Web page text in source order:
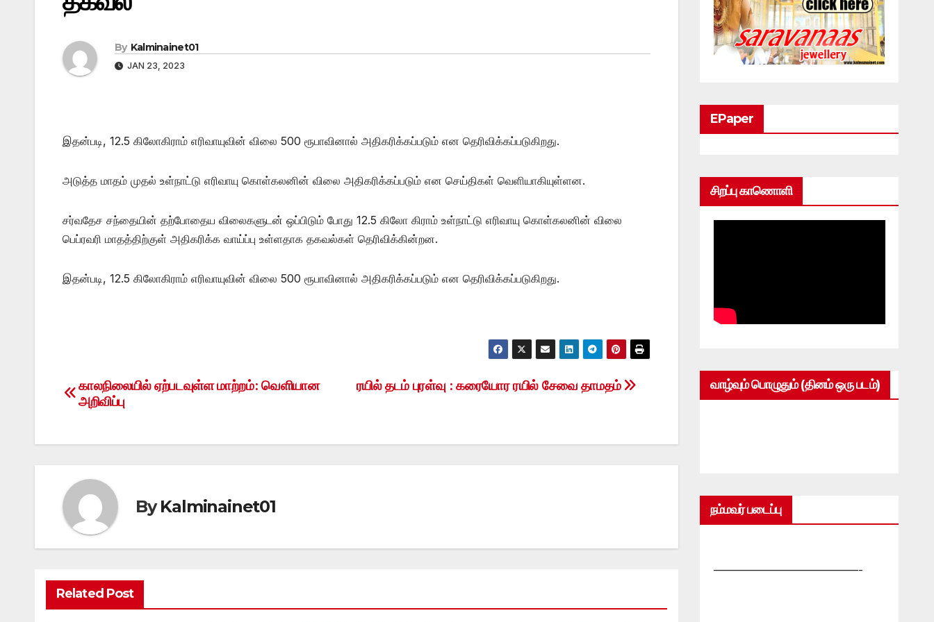
By Kalminainet01
JAN 23, 2023
இதன்படி, 12.5 கிலோகிராம் எரிவாயுவின் விலை 500 ரூபாவினால் அதிகரிக்கப்படும் என தெரிவிக்கப்படுகிறது.
அடுத்த மாதம் முதல் உள்நாட்டு எரிவாயு கொள்கலனின் விலை அதிகரிக்கப்படும் என செய்திகள் வெளியாகியுள்ளன.
சர்வதேச சந்தையின் தற்போதைய விலைகளுடன் ஒப்பிடும் போது 12.5 கிலோ கிராம் உள்நாட்டு எரிவாயு கொள்கலனின் விலை
பெப்ரவரி மாதத்திற்குள் அதிகரிக்க வாய்ப்பு உள்ளதாக தகவல்கள் தெரிவிக்கின்றன.
இதன்படி, 12.5 கிலோகிராம் எரிவாயுவின் விலை 500 ரூபாவினால் அதிகரிக்கப்படும் என தெரிவிக்கப்படுகிறது.
Post
ரயில் தடம் புரள்வு : கரையோர ரயில் சேவை தாமதம்
காலநிலையில் ஏற்படவுள்ள மாற்றம்: வெளியான
அறிவிப்பு
ByKalminainet01
Related Post
EPaper
சிறப்பு காணொளி
வாழ்வும் பொழுதும் (தினம் ஒரு படம்)
நம்மவர் படைப்பு
—————————————-